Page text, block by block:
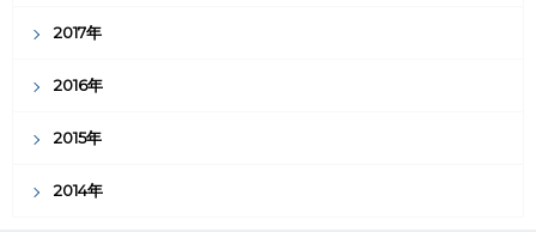
2017年
2016年
2015年
2014年